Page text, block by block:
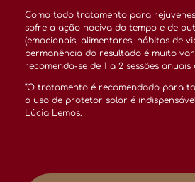
Como todo tratamento para
sofre a ação nociva do tempo e de
(emocionais, alimentares, hábitos de
permanência do resultado é muito
recomenda-se de 1 a 2 sessões
“O tratamento é recomendado para
o uso de protetor solar é
Lúcia Lemos.